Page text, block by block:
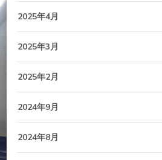
2025年4月
2025年3月
2025年2月
2024年9月
2024年8月